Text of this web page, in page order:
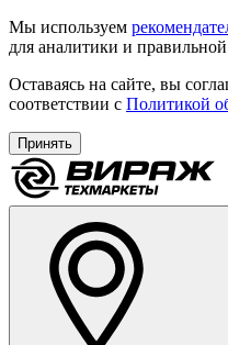
Мы используем
для аналитики и
Оставаясь на сайте, вы
соответствии с Политикой
Принять